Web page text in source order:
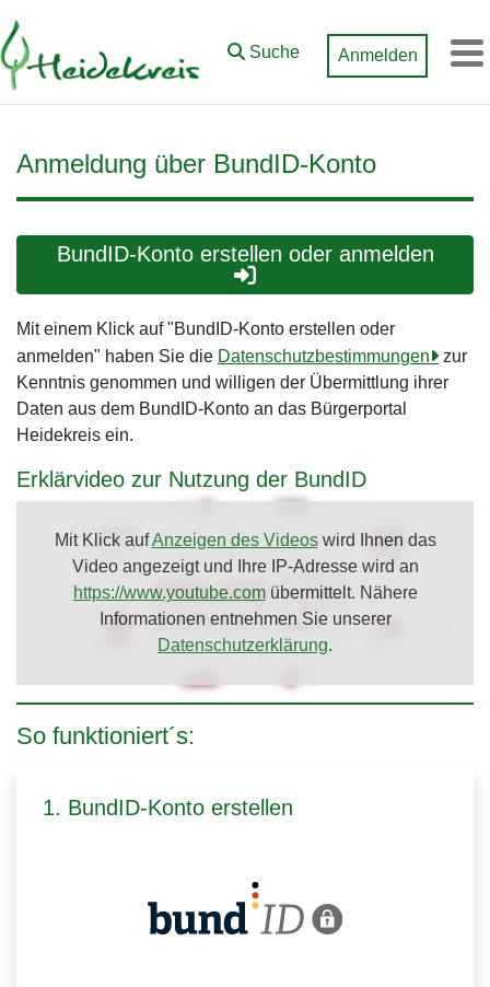
Zum Hauptinhalt springen
Suche Anmelden
Anmeldung über BundID-Konto
BundID-Konto erstellen oder anmelden
Mit einem Klick auf "BundID-Konto erstellen oder
anmelden" haben Sie die Datenschutzbestimmungen
zur
Kenntnis genommen und willigen der Übermittlung ihrer
Daten aus dem BundID-Konto an das Bürgerportal
Heidekreis ein.
Erklärvideo zur Nutzung der BundID
Mit Klick aufAnzeigen des Videoswird Ihnen das
Video angezeigt und Ihre IP-Adresse wird an
https://www.youtube.comübermittelt. Nähere
Informationen entnehmen Sie unserer
Datenschutzerklärung.
So funktioniert´s:
1. BundID-Konto erstellen